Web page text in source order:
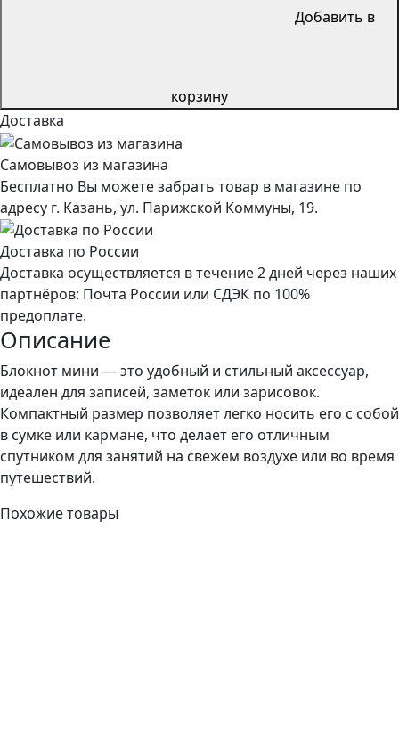
Добавить в
корзину
Доставка
Самовывоз из магазина
Бесплатно Вы можете забрать товар в магазине по
адресу г. Казань, ул. Парижской Коммуны, 19.
Доставка по России
Доставка осуществляется в течение 2 дней через наших
партнёров: Почта России или СДЭК по 100%
предоплате.
Описание
Блокнот мини — это удобный и стильный аксессуар,
идеален для записей, заметок или зарисовок.
Компактный размер позволяет легко носить его с собой
в сумке или кармане, что делает его отличным
спутником для занятий на свежем воздухе или во время
путешествий.
Похожие товары